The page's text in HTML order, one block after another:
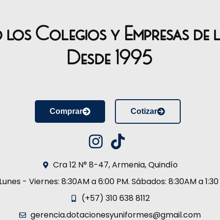
los Colegios y Empresas de
Desde 1995
Comprar Cotizar
Cra 12 N° 8-47, Armenia, Quindío
Lunes - Viernes: 8:30AM a 6:00 PM. Sábados: 8:30AM a
(+57) 310 638 8112
gerencia.dotacionesyuniformes@gmail.com